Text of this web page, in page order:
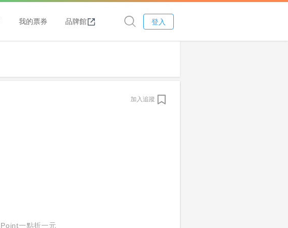
我的票券 品牌館 登入
加入追蹤
一點折一元